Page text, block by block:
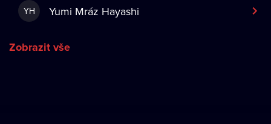
YH Yumi Mráz Hayashi
Zobrazit vše